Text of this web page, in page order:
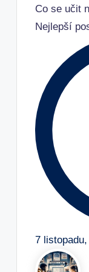
Co se učit
Nejlepší
7 listopadu,